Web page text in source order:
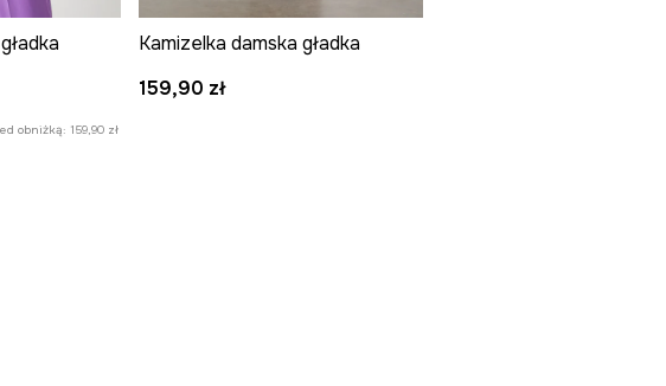
obniżką: 159,90 zł
Kamizelka damska gładka
159,90 zł